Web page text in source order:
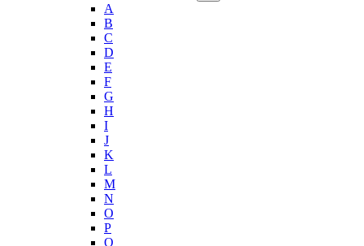
A
B
C
D
E
F
G
H
I
J
K
L
M
N
O
P
Q